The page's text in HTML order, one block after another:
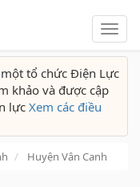
Lịch
cắt
tổ chức Điện Lực
khảo và được cập
lực Xem các điều
Huyện Vân Canh